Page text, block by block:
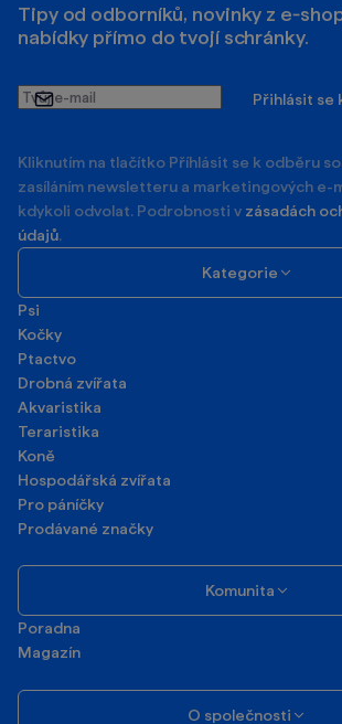
Tipy od odborníků, novinky z
nabídky přímo do tvojí schránky.
Tvůj
e-
Přihlásit se
Kliknutím na tlačítko Příhlásit se k odběru
zasíláním newsletteru a marketingových e-
kdykoli odvolat. Podrobnosti v zásadách
údajů.
Kategorie
Psi
Kočky
Ptactvo
Drobná zvířata
Akvaristika
Teraristika
Koně
Hospodářská zvířata
Pro páníčky
Prodávané značky
Komunita
Poradna
Magazín
O společnosti